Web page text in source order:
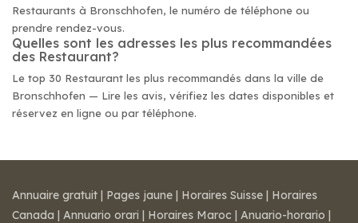
Restaurants à Bronschhofen, le numéro de téléphone ou
prendre rendez-vous.
Quelles sont les adresses les plus recommandées
des Restaurant?
Le top 30 Restaurant les plus recommandés dans la ville de
Bronschhofen — Lire les avis, vérifiez les dates disponibles et
réservez en ligne ou par téléphone.
Annuaire gratuit | Pages jaune | Horaires Suisse | Horaires
Canada | Annuario orari | Horaires Maroc | Anuario-horario |